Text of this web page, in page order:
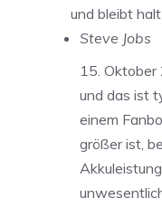
und bleibt
Steve Jobs
15.
und das ist
einem
größer ist,